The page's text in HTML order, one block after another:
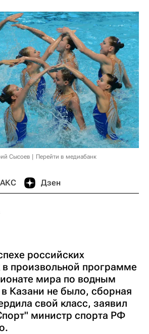
Сысоев Перейти в медиабанк
Дзен
российских
в произвольной программе
мира по водным
Казани не было, сборная
свой класс, заявил
министр спорта РФ